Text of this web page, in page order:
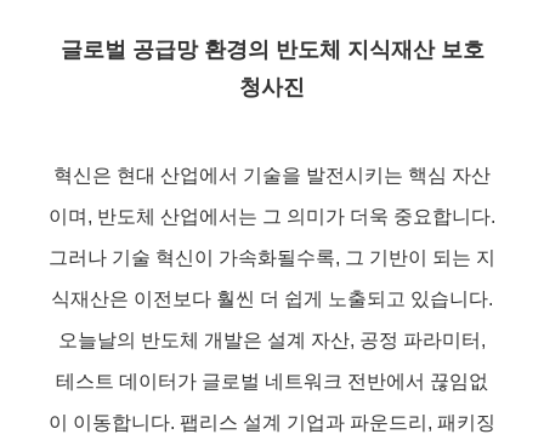
글로벌 공급망 환경의 반도체 지식재산 보호
청사진
혁신은 현대 산업에서 기술을 발전시키는 핵심 자산
이며, 반도체 산업에서는 그 의미가 더욱 중요합니다.
그러나 기술 혁신이 가속화될수록, 그 기반이 되는 지
식재산은 이전보다 훨씬 더 쉽게 노출되고 있습니다.
오늘날의 반도체 개발은 설계 자산, 공정 파라미터,
테스트 데이터가 글로벌 네트워크 전반에서 끊임없
이 이동합니다. 팹리스 설계 기업과 파운드리, 패키징